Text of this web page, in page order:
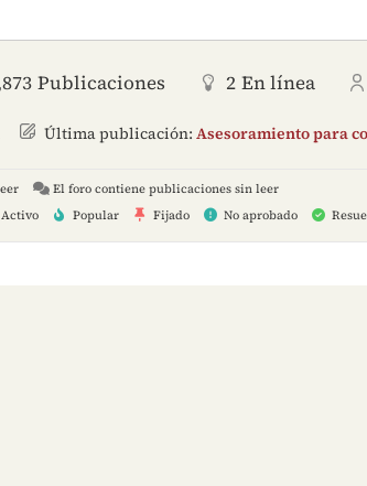
Publicaciones 2 En línea
Última publicación:Asesoramiento para
El foro contiene publicaciones sin leer
Activo Popular Fijado No aprobado